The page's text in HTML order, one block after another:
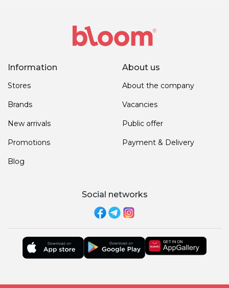
Information
Stores
Brands
New arrivals
Promotions
Blog
About us
About the company
Vacancies
Public offer
Payment & Delivery
Social networks